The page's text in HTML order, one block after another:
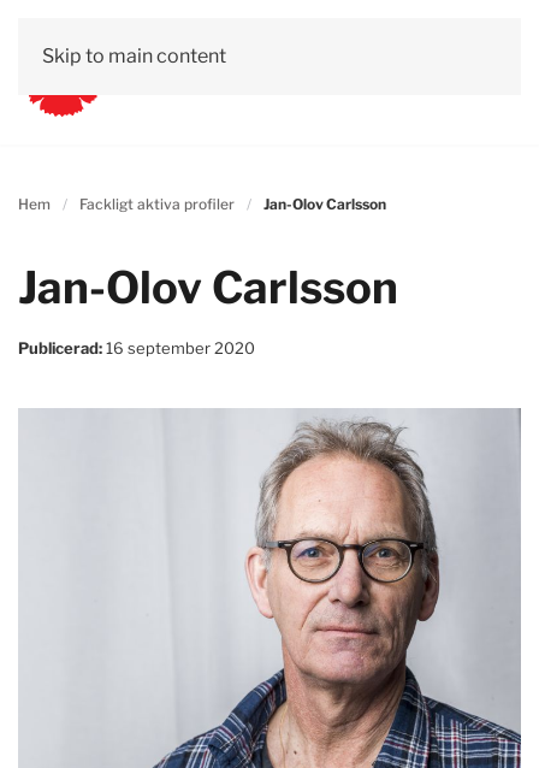
Skip to main content
Hem Fackligt aktiva profiler Jan-Olov Carlsson
Jan-Olov Carlsson
Publicerad:16 september 2020